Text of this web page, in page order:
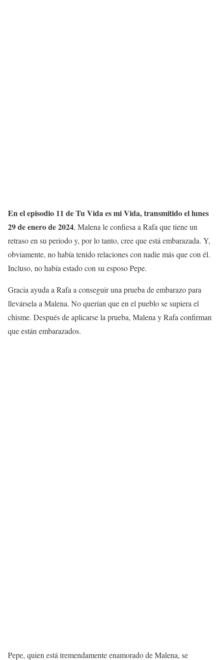
En el episodio 11 de Tu Vida es mi Vida, transmitido el lunes
29 de enero de 2024, Malena le confiesa a Rafa que tiene un
retraso en su periodo y, por lo tanto, cree que está embarazada. Y,
obviamente, no había tenido relaciones con nadie más que con él.
Incluso, no había estado con su esposo Pepe.
Gracia ayuda a Rafa a conseguir una prueba de embarazo para
llevársela a Malena. No querían que en el pueblo se supiera el
chisme. Después de aplicarse la prueba, Malena y Rafa confirman
que están embarazados.
Pepe, quien está tremendamente enamorado de Malena, se